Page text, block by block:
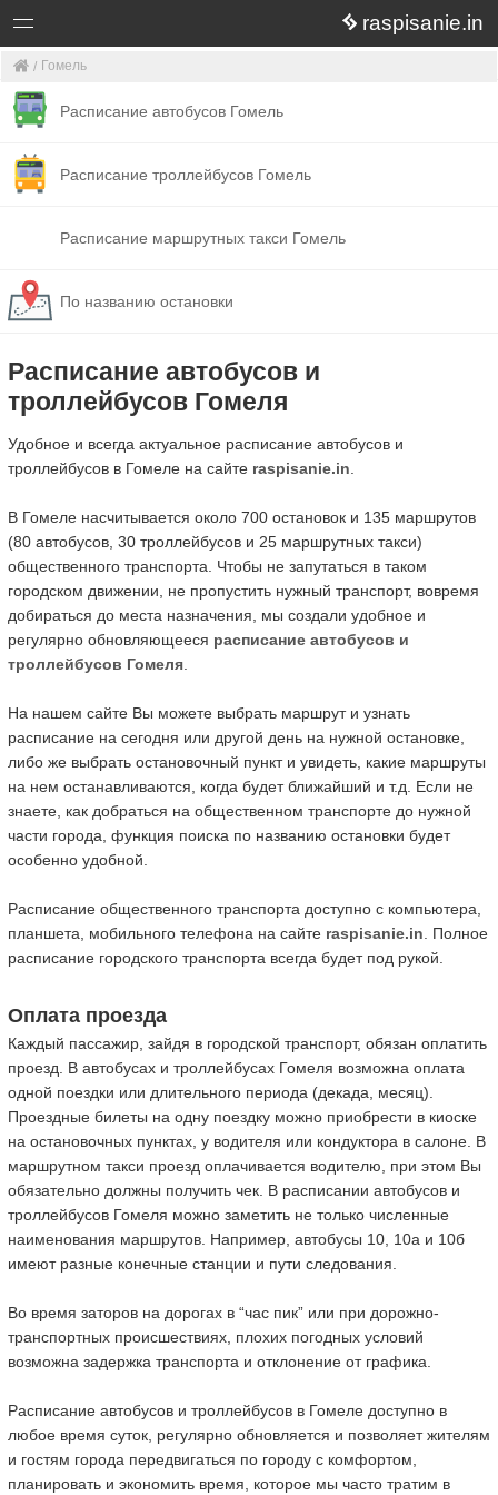
raspisanie.in
Гомель
Расписание автобусов Гомель
Расписание троллейбусов Гомель
Расписание маршрутных такси Гомель
По названию остановки
Расписание автобусов и
троллейбусов Гомеля
Удобное и всегда актуальное расписание автобусов и
троллейбусов в Гомеле на сайте raspisanie.in.
В Гомеле насчитывается около 700 остановок и 135 маршрутов
(80 автобусов, 30 троллейбусов и 25 маршрутных такси)
общественного транспорта. Чтобы не запутаться в таком
городском движении, не пропустить нужный транспорт, вовремя
добираться до места назначения, мы создали удобное и
регулярно обновляющееся расписание автобусов и
троллейбусов Гомеля.
На нашем сайте Вы можете выбрать маршрут и узнать
расписание на сегодня или другой день на нужной остановке,
либо же выбрать остановочный пункт и увидеть, какие маршруты
на нем останавливаются, когда будет ближайший и т.д. Если не
знаете, как добраться на общественном транспорте до нужной
части города, функция поиска по названию остановки будет
особенно удобной.
Расписание общественного транспорта доступно с компьютера,
планшета, мобильного телефона на сайте raspisanie.in. Полное
расписание городского транспорта всегда будет под рукой.
Оплата проезда
Каждый пассажир, зайдя в городской транспорт, обязан оплатить
проезд. В автобусах и троллейбусах Гомеля возможна оплата
одной поездки или длительного периода (декада, месяц).
Проездные билеты на одну поездку можно приобрести в киоске
на остановочных пунктах, у водителя или кондуктора в салоне. В
маршрутном такси проезд оплачивается водителю, при этом Вы
обязательно должны получить чек. В расписании автобусов и
троллейбусов Гомеля можно заметить не только численные
наименования маршрутов. Например, автобусы 10, 10а и 10б
имеют разные конечные станции и пути следования.
Во время заторов на дорогах в “час пик” или при дорожно-
транспортных происшествиях, плохих погодных условий
возможна задержка транспорта и отклонение от графика.
Расписание автобусов и троллейбусов в Гомеле доступно в
любое время суток, регулярно обновляется и позволяет жителям
и гостям города передвигаться по городу с комфортом,
планировать и экономить время, которое мы часто тратим в